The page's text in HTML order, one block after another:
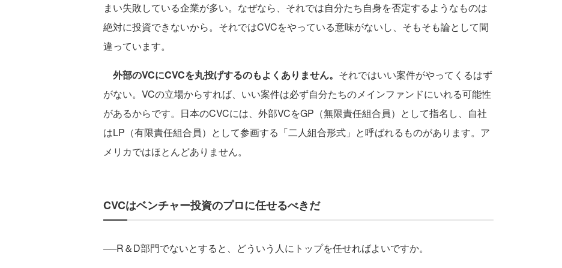
まい失敗している企業が多い。なぜなら、それでは自分たち自身を否定するようなものは
絶対に投資できないから。それではCVCをやっている意味がないし、そもそも論として間
違っています。
外部のVCにCVCを丸投げするのもよくありません。 それではいい案件がやってくるはず
がない。VCの立場からすれば、いい案件は必ず自分たちのメインファンドにいれる可能性
があるからです。日本のCVCには、外部VCをGP（無限責任組合員）として指名し、自社
はLP（有限責任組合員）として参画する「二人組合形式」と呼ばれるものがあります。ア
メリカではほとんどありません。
CVCはベンチャー投資のプロに任せるべきだ
──R＆D部門でないとすると、どういう人にトップを任せればよいですか。